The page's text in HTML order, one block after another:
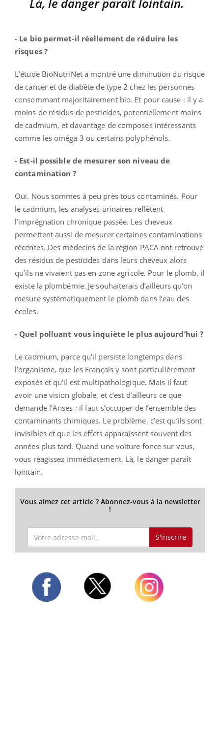
- Le bio permet-il réellement de réduire les
risques ?
L’étude BioNutriNet a montré une diminution du risque
de cancer et de diabète de type 2 chez les personnes
consommant majoritairement bio. Et pour cause : il y a
moins de résidus de pesticides, potentiellement moins
de cadmium, et davantage de composés intéressants
comme les oméga 3 ou certains polyphénols.
- Est-il possible de mesurer son niveau de
contamination ?
Oui. Nous sommes à peu près tous contaminés. Pour
le cadmium, les analyses urinaires reflètent
l’imprégnation chronique passée. Les cheveux
permettent aussi de mesurer certaines contaminations
récentes. Des médecins de la région PACA ont retrouvé
des résidus de pesticides dans leurs cheveux alors
qu’ils ne vivaient pas en zone agricole. Pour le plomb, il
existe la plombémie. Je souhaiterais d’ailleurs qu’on
mesure systématiquement le plomb dans l’eau des
écoles.
- Quel polluant vous inquiète le plus aujourd’hui ?
Le cadmium, parce qu’il persiste longtemps dans
l’organisme, que les Français y sont particulièrement
exposés et qu’il est multipathologique. Mais il faut
avoir une vision globale, et c’est d’ailleurs ce que
demande l’Anses : il faut s’occuper de l’ensemble des
contaminants chimiques. Le problème, c’est qu’ils sont
invisibles et que les effets apparaissent souvent des
années plus tard. Quand une voiture fonce sur vous,
vous réagissez immédiatement. Là, le danger paraît
lointain.
Vous aimez cet article ? Abonnez-vous à la newsletter
!
S'inscrire